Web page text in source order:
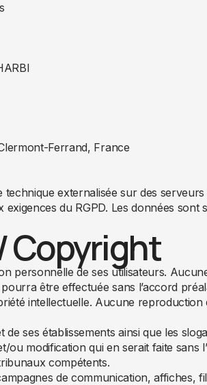
Ferrand, France
externalisée sur des
du RGPD. Les données
Copyright
personnelle de ses utilisateurs.
être effectuée sans l’accord
intellectuelle. Aucune
de ses établissements ainsi que les
modification qui en serait faite sans
compétents.
de communication,